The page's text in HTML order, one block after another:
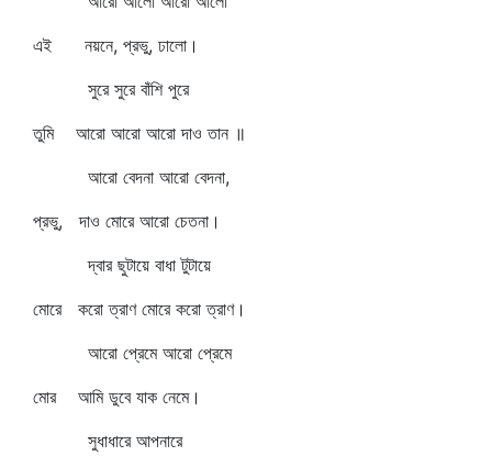
এই নয়নে, প্রভু, ঢালো।
সুরে সুরে বাঁশি পুরে
তুমি আরো আরো আরো দাও তান ॥
আরো বেদনা আরো বেদনা,
প্রভু, দাও মোরে আরো চেতনা।
দ্বার ছুটায়ে বাধা টুটায়ে
মোরে করো ত্রাণ মোরে করো ত্রাণ।
আরো প্রেমে আরো প্রেমে
মোর আমি ডুবে যাক নেমে।
সুধাধারে আপনারে